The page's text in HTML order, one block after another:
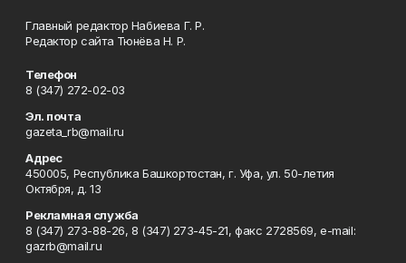
Главный редактор Набиева Г. Р.
Редактор сайта Тюнёва Н. Р.
Телефон
8 (347) 272-02-03
Эл. почта
gazeta_rb@mail.ru
Адрес
450005, Республика Башкортостан, г. Уфа, ул. 50-летия
Октября, д. 13
Рекламная служба
8 (347) 273-88-26, 8 (347) 273-45-21, факс 2728569, e-mail:
gazrb@mail.ru